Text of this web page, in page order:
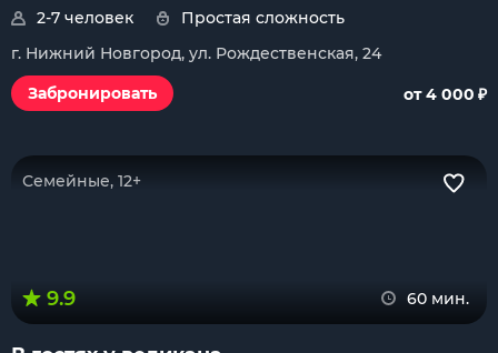
2-7 человек
Простая сложность
г. Нижний Новгород, ул. Рождественская, 24
Забронировать
от 4 000 ₽
Семейные, 12+
9.9 60 мин.